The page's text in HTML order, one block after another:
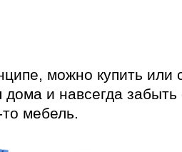
можно купить или
дома и навсегда
мебель.